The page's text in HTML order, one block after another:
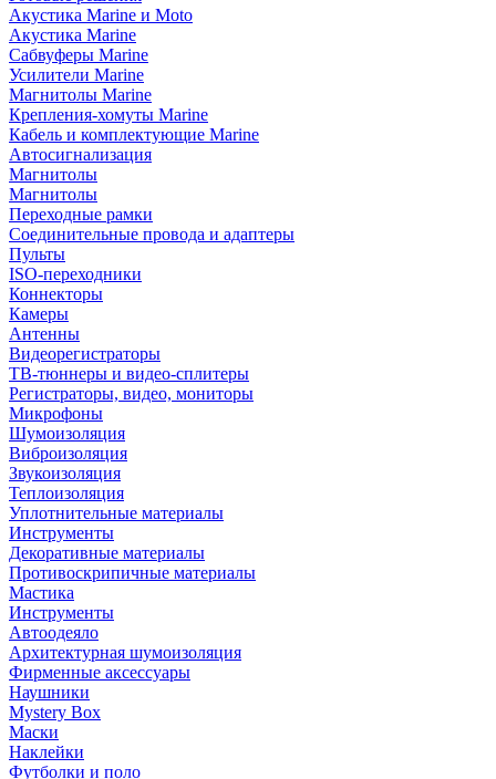
Акустика Marine и Moto
Акустика Marine
Сабвуферы Marine
Усилители Marine
Магнитолы Marine
Крепления-хомуты Marine
Кабель и комплектующие Marine
Автосигнализация
Магнитолы
Магнитолы
Переходные рамки
Соединительные провода и адаптеры
Пульты
ISO-переходники
Коннекторы
Камеры
Антенны
Видеорегистраторы
ТВ-тюннеры и видео-сплитеры
Регистраторы, видео, мониторы
Микрофоны
Шумоизоляция
Виброизоляция
Звукоизоляция
Теплоизоляция
Уплотнительные материалы
Инструменты
Декоративные материалы
Противоскрипичные материалы
Мастика
Инструменты
Автоодеяло
Архитектурная шумоизоляция
Фирменные аксессуары
Наушники
Mystery Box
Маски
Наклейки
Футболки и поло